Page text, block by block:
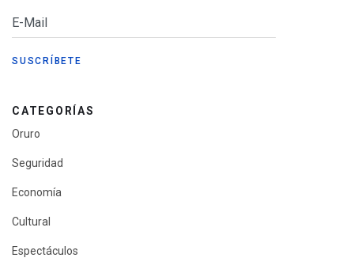
CATEGORÍAS
Oruro
Seguridad
Economía
Cultural
Espectáculos